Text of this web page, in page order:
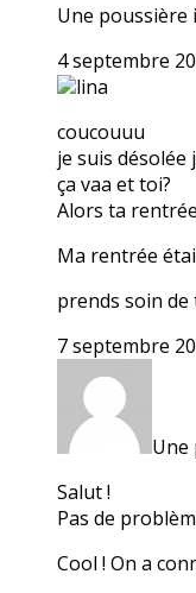
Une poussière
4 septembre
lina
coucouuu
je suis désolée
ça vaa et toi?
Alors ta
Ma rentrée
prends soin de
7 septembre
Une
Salut !
Pas de
Cool ! On a